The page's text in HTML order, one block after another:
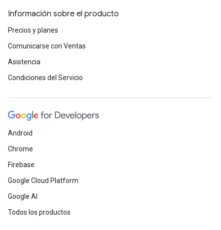
Información sobre el producto
Precios y planes
Comunicarse con Ventas
Asistencia
Condiciones del Servicio
Android
Chrome
Firebase
Google Cloud Platform
Google AI
Todos los productos